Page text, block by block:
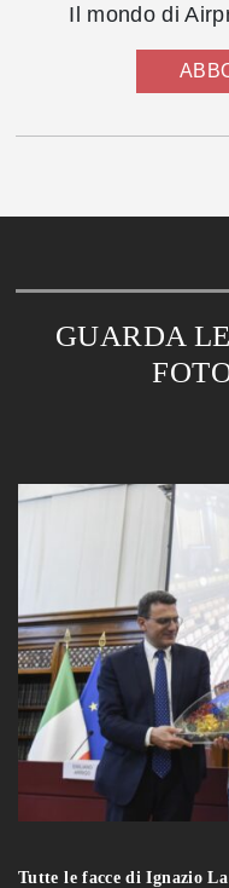
Il mondo di
GUARDA
Tutte le facce di Ignazio